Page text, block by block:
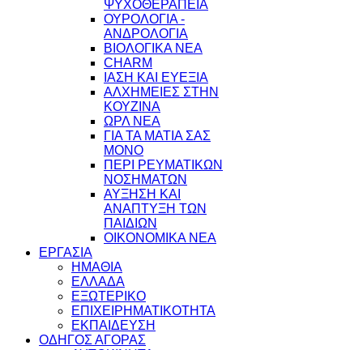
ΨΥΧΟΘΕΡΑΠΕΙΑ
ΟΥΡΟΛΟΓΙΑ -
ΑΝΔΡΟΛΟΓΙΑ
ΒΙΟΛΟΓΙΚΑ ΝΕΑ
CHARM
ΙΑΣΗ ΚΑΙ ΕΥΕΞΙΑ
ΑΛΧΗΜΕΙΕΣ ΣΤΗΝ
ΚΟΥΖΙΝΑ
ΩΡΛ ΝEA
ΓΙΑ ΤΑ ΜΑΤΙΑ ΣΑΣ
ΜΟΝΟ
ΠΕΡΙ ΡΕΥΜΑΤΙΚΩΝ
ΝΟΣΗΜΑΤΩΝ
ΑΥΞΗΣΗ ΚΑΙ
ΑΝΑΠΤΥΞΗ ΤΩΝ
ΠΑΙΔΙΩΝ
ΟΙΚΟΝΟΜΙΚΑ ΝΕΑ
ΕΡΓΑΣΙΑ
ΗΜΑΘΙΑ
ΕΛΛΑΔΑ
ΕΞΩΤΕΡΙΚΟ
ΕΠΙΧΕΙΡΗΜΑΤΙΚΟΤΗΤΑ
ΕΚΠΑΙΔΕΥΣΗ
ΟΔΗΓΟΣ ΑΓΟΡΑΣ